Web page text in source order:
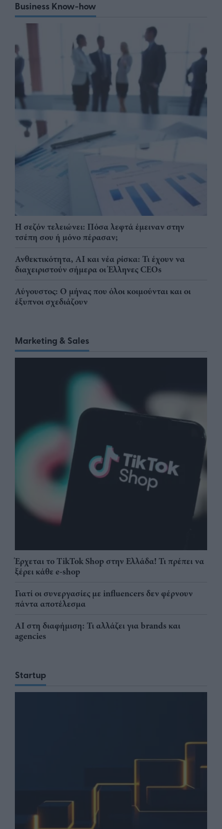
Business Know-how
Η σεζόν τελειώνει: Πόσα λεφτά έμειναν στην
τσέπη σου ή μόνο πέρασαν;
Ανθεκτικότητα, AI και νέα ρίσκα: Τι έχουν να
διαχειριστούν σήμερα οι Έλληνες CEOs
Αύγουστος: Ο μήνας που όλοι κοιμούνται και οι
έξυπνοι σχεδιάζουν
Marketing & Sales
Έρχεται το TikTok Shop στην Ελλάδα! Τι πρέπει να
ξέρει κάθε e-shop
Γιατί οι συνεργασίες με influencers δεν φέρνουν
πάντα αποτέλεσμα
AI στη διαφήμιση: Τι αλλάζει για brands και
agencies
Startup